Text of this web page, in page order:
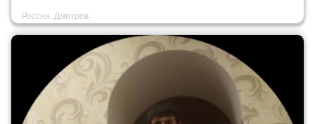
Россия, Дмитров